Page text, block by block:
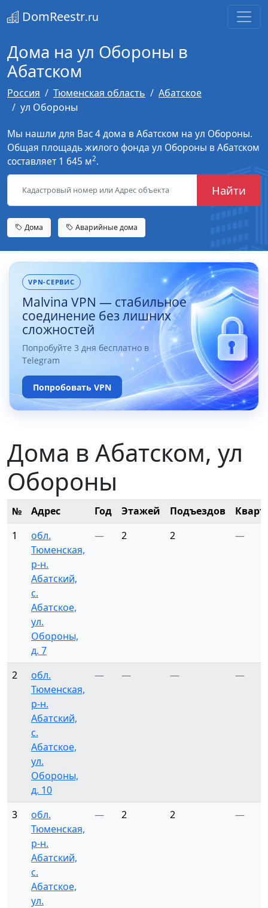
DomReestr.ru
Дома на ул Обороны в
Абатском
Россия Тюменская область
Абатское
ул Обороны
Мы нашли для Вас 4 дома в Абатском на ул Обороны.
Общая площадь жилого фонда ул Обороны в Абатском
составляет 1 645 м2.
Найти
Дома Аварийные дома
VPN-СЕРВИС
Malvina VPN — стабильное
соединение без лишних
сложностей
Попробуйте 3 дня бесплатно в
Telegram
Попробовать VPN
Дома в Абатском, ул
Обороны
№ Адрес Год Этажей Подъездов
1
обл.
Тюменская,
р-н.
Абатский,
с.
Абатское,
ул.
Обороны,
д. 7
— 2 2 —
2
обл.
Тюменская,
р-н.
Абатский,
с.
Абатское,
ул.
Обороны,
д. 10
— — — —
3
обл.
Тюменская,
р-н.
Абатский,
с.
Абатское,
ул.
— 2 2 —